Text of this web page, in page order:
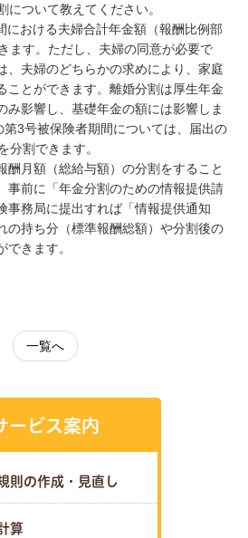
ついて教えてください。
における夫婦合計年金額（報酬比例部
ます。ただし、夫婦の同意が必要で
、夫婦のどちらかの求めにより、家庭
ことができます。離婚分割は厚生年金
み影響し、基礎年金の額には影響しま
3号被保険者期間については、届出の
分割できます。
酬月額（総給与額）の分割をすること
事前に「年金分割のための情報提供請
事務局に提出すれば「情報提供通知
の持ち分（標準報酬総額）や分割後の
きます。
一覧へ
ービス案内
則の作成・見直し
算